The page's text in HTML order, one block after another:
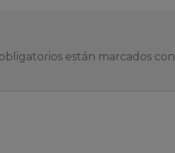
están marcados con